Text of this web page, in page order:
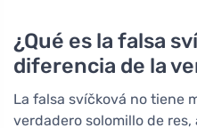
¿Qué es la falsa
diferencia de la
La falsa svíčková no tiene
verdadero solomillo de